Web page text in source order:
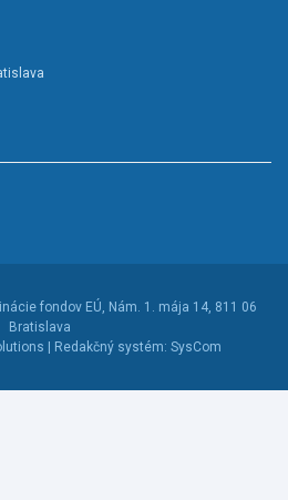
fondov EÚ, Nám. 1. mája 14, 811 06
Bratislava
| Redakčný systém: SysCom